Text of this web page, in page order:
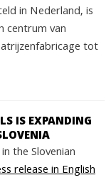
in Nederland, is
centrum van
tot
IS EXPANDING
the Slovenian
release in English